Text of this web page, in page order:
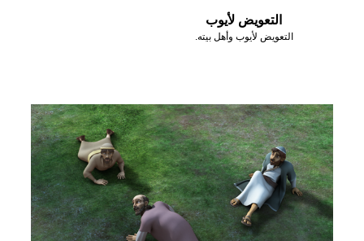
التعويض لأيوب
التعويض لأيوب وأهل بيته.